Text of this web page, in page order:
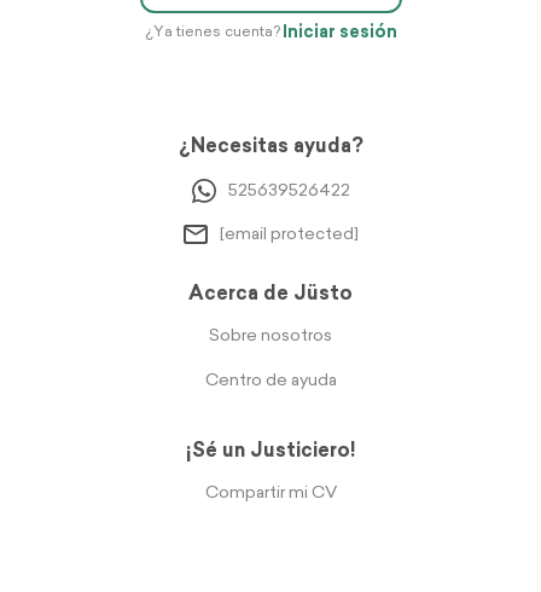
¿Ya tienes cuenta? Iniciar sesión
¿Necesitas ayuda?
525639526422
[email protected]
Acerca de Jüsto
Sobre nosotros
Centro de ayuda
¡Sé un Justiciero!
Compartir mi CV